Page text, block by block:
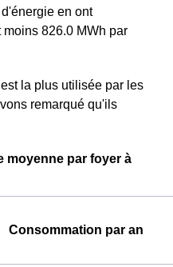
en ont
826.0 MWh par
la plus utilisée par les
remarqué qu'ils
moyenne par foyer à
Consommation par an